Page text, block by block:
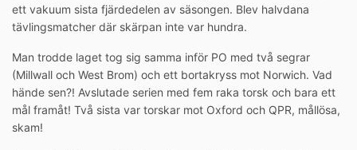
ett vakuum sista fjärdedelen av säsongen. Blev halvdana
tävlingsmatcher där skärpan inte var hundra.
Man trodde laget tog sig samma inför PO med två segrar
(Millwall och West Brom) och ett bortakryss mot Norwich. Vad
hände sen?! Avslutade serien med fem raka torsk och bara ett
mål framåt! Två sista var torskar mot Oxford och QPR, mållösa,
skam!